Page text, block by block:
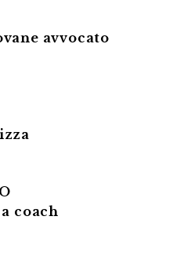
avvocato
coach